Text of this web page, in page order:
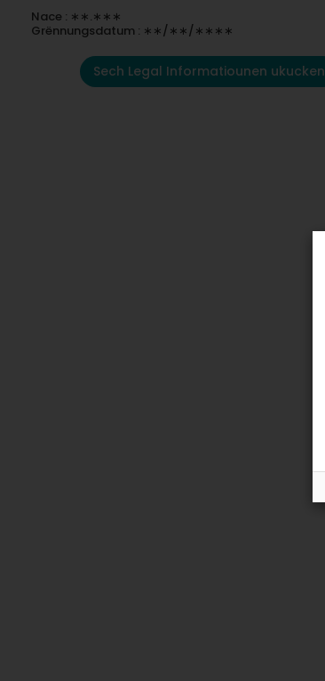
Nace : ∗∗.∗∗∗
Grënnungsdatum : ∗∗/∗∗/∗∗∗∗
Sech Legal Informatiounen ukucken